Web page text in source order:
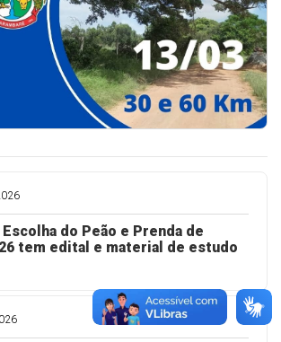
do Peão e Prenda de
tem edital e material de estudo